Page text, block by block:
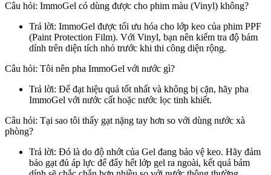
Câu hỏi: ImmoGel có dùng được cho phim màu (Vinyl) không?
Trả lời: ImmoGel được tối ưu hóa cho lớp keo của phim PPF
(Paint Protection Film). Với Vinyl, bạn nên kiểm tra độ bám
dính trên diện tích nhỏ trước khi thi công diện rộng.
Câu hỏi: Tôi nên pha ImmoGel với nước gì?
Trả lời: Để đạt hiệu quả tốt nhất và không bị cặn, hãy pha
ImmoGel với nước cất hoặc nước lọc tinh khiết.
Câu hỏi: Tại sao tôi thấy gạt nặng tay hơn so với dùng nước xà
phòng?
Trả lời: Đó là do độ nhớt của Gel đang bảo vệ keo. Hãy đảm
bảo gạt đủ áp lực để đẩy hết lớp gel ra ngoài, kết quả bám